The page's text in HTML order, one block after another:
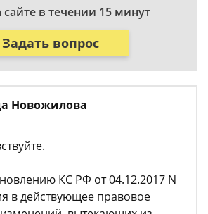
сайте в течении 15 минут
Задать вопрос
Новожилова
КС РФ от 04.12.2017 N
в действующее правовое